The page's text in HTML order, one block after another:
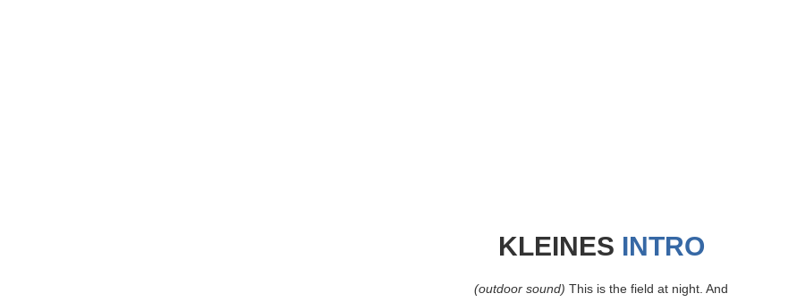
KLEINES INTRO
(outdoor sound) This is the field at night. And